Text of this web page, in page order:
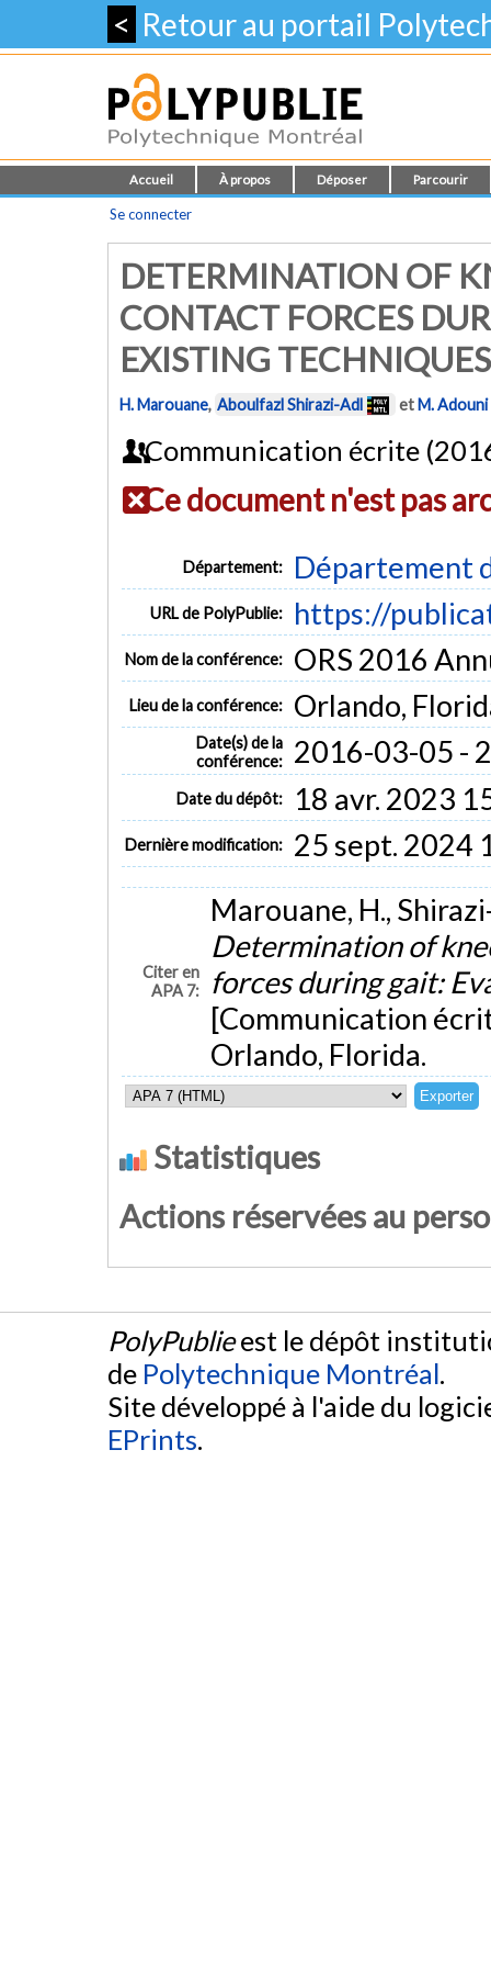
< Retour au portail
Accueil À propos Déposer Parcourir
Se connecter
DETERMINATION OF
CONTACT FORCES
EXISTING TECHNIQUES
H. Marouane, Aboulfazl Shirazi-Adl etM. Adouni
Communication écrite
Ce document n'est pas
Département: Département
URL de PolyPublie: https://
Nom de la conférence: ORS 2016
Lieu de la conférence: Orlando,
Date(s) de la
conférence:
2016-03-05 -
Date du dépôt: 18 avr. 2023
Dernière modification: 25 sept. 2024
Citer en
APA 7:
Marouane, H.,
Determination of
forces during gait:
[Communication
Orlando, Florida.
Statistiques
Actions réservées au
PolyPublieest le dépôt
de Polytechnique Montréal.
Site développé à l'aide du
EPrints.